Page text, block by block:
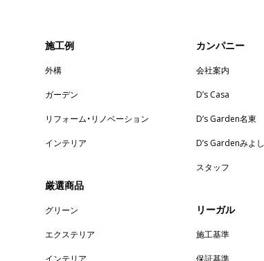
施工例
外構
ガーデン
リフォーム・リノベーション
インテリア
厳選商品
グリーン
エクステリア
インテリア
カンパニー
会社案内
D’s Casa
D’s Garden名東
D’s Gardenみよし
スタッフ
リーガル
施工基準
保証基準